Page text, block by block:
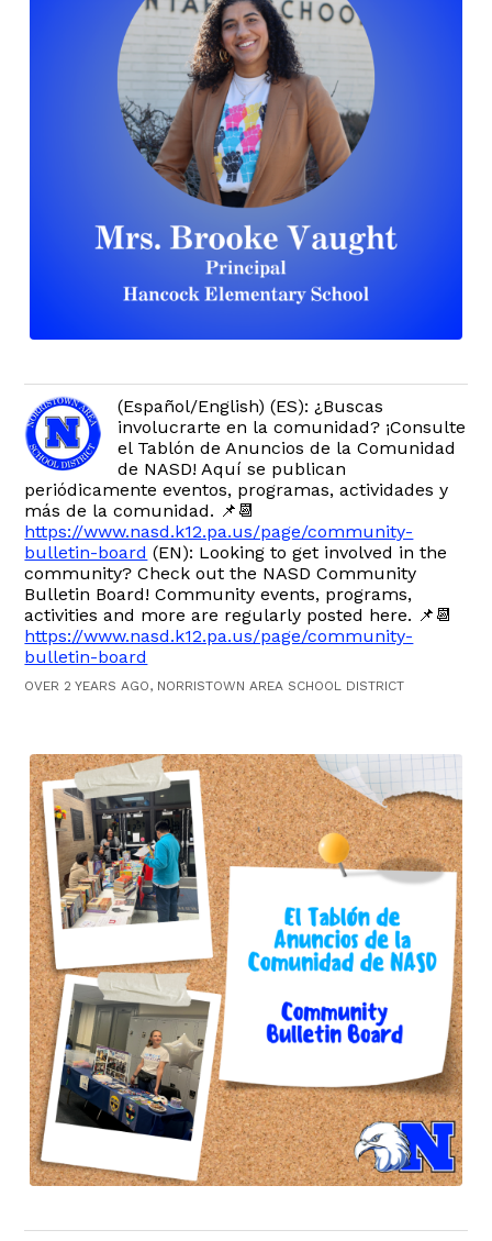
(Español/English) (ES): ¿Buscas
involucrarte en la comunidad? ¡Consulte
el Tablón de Anuncios de la Comunidad
de NASD! Aquí se publican
periódicamente eventos, programas, actividades y
más de la comunidad. 📌📆
https://www.nasd.k12.pa.us/page/community-
bulletin-board (EN): Looking to get involved in the
community? Check out the NASD Community
Bulletin Board! Community events, programs,
activities and more are regularly posted here. 📌📆
https://www.nasd.k12.pa.us/page/community-
bulletin-board
OVER 2 YEARS AGO, NORRISTOWN AREA SCHOOL DISTRICT